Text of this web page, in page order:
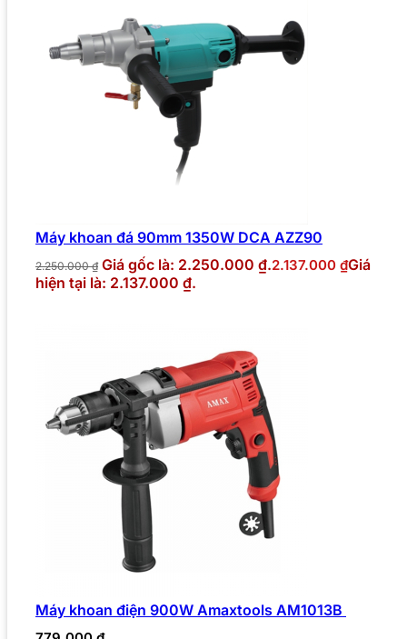
Máy khoan đá 90mm 1350W DCA AZZ90
2.250.000₫ Giá gốc là: 2.250.000 ₫.2.137.000 ₫Giá
hiện tại là: 2.137.000 ₫.
Máy khoan điện 900W Amaxtools AM1013B